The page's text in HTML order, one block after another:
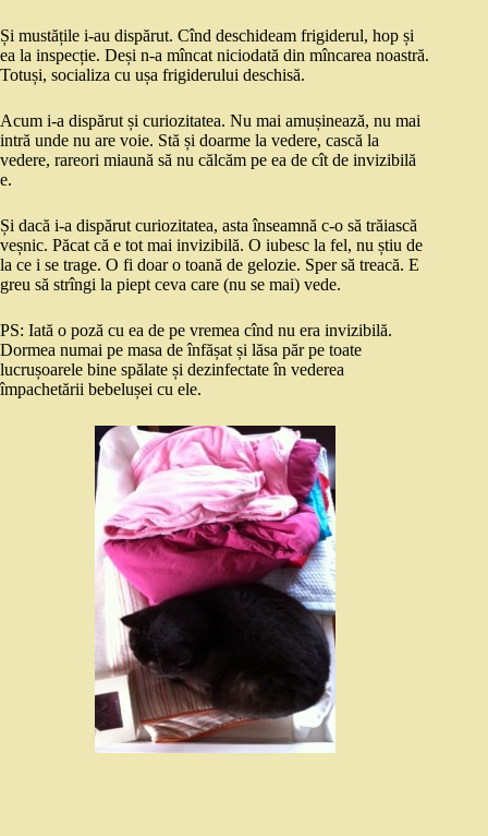
Și mustățile i-au dispărut. Cînd deschideam frigiderul, hop și
ea la inspecție. Deși n-a mîncat niciodată din mîncarea noastră.
Totuși, socializa cu ușa frigiderului deschisă.
Acum i-a dispărut și curiozitatea. Nu mai amușinează, nu mai
intră unde nu are voie. Stă și doarme la vedere, cască la
vedere, rareori miaună să nu călcăm pe ea de cît de invizibilă
e.
Și dacă i-a dispărut curiozitatea, asta înseamnă c-o să trăiască
veșnic. Păcat că e tot mai invizibilă. O iubesc la fel, nu știu de
la ce i se trage. O fi doar o toană de gelozie. Sper să treacă. E
greu să strîngi la piept ceva care (nu se mai) vede.
PS: Iată o poză cu ea de pe vremea cînd nu era invizibilă.
Dormea numai pe masa de înfășat și lăsa păr pe toate
lucrușoarele bine spălate și dezinfectate în vederea
împachetării bebelușei cu ele.